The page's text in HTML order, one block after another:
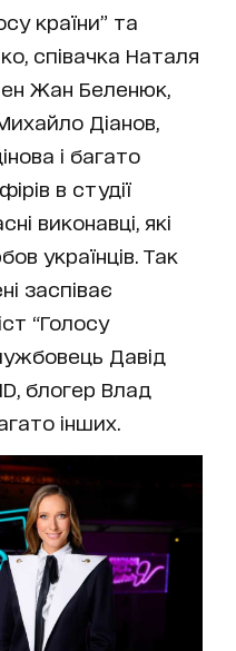
країни” та
співачка Наталя
Жан Беленюк,
Діанов,
і багато
в студії
виконавці, які
українців. Так
заспіває
“Голосу
Давід
блогер Влад
інших.